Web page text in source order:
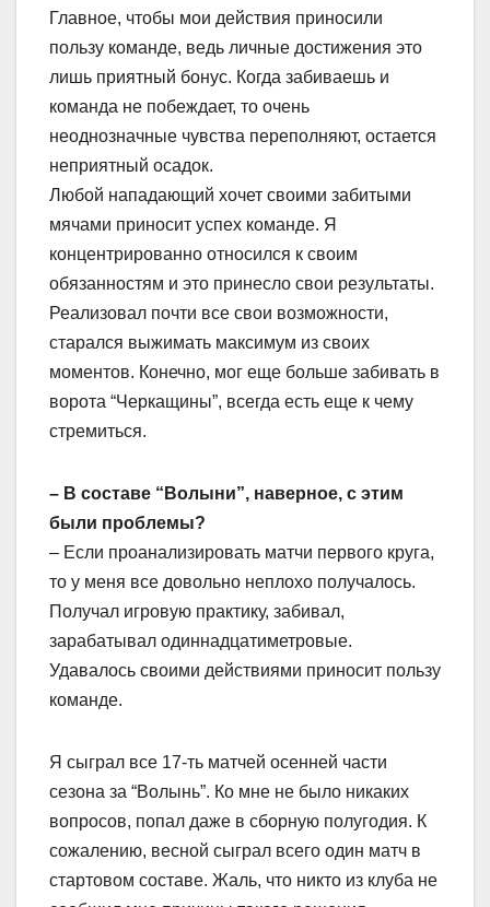
Главное, чтобы мои действия приносили
пользу команде, ведь личные достижения это
лишь приятный бонус. Когда забиваешь и
команда не побеждает, то очень
неоднозначные чувства переполняют, остается
неприятный осадок.
Любой нападающий хочет своими забитыми
мячами приносит успех команде. Я
концентрированно относился к своим
обязанностям и это принесло свои результаты.
Реализовал почти все свои возможности,
старался выжимать максимум из своих
моментов. Конечно, мог еще больше забивать в
ворота “Черкащины”, всегда есть еще к чему
стремиться.
– В составе “Волыни”, наверное, с этим
были проблемы?
– Если проанализировать матчи первого круга,
то у меня все довольно неплохо получалось.
Получал игровую практику, забивал,
зарабатывал одиннадцатиметровые.
Удавалось своими действиями приносит пользу
команде.
Я сыграл все 17-ть матчей осенней части
сезона за “Волынь”. Ко мне не было никаких
вопросов, попал даже в сборную полугодия. К
сожалению, весной сыграл всего один матч в
стартовом составе. Жаль, что никто из клуба не